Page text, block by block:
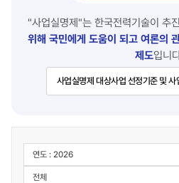
"사업실명제"는 한국전력기술이 추
위해 국민에게 도움이 되고 여론의
제도입니
사업실명제 대상사업 선정기준 및
정보공개
>
사업실명제